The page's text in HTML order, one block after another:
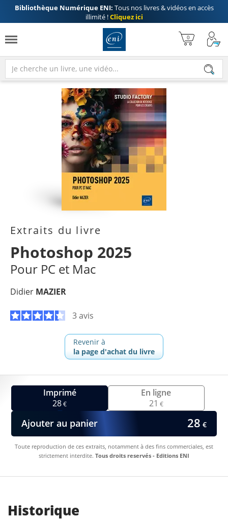
Bibliothèque Numérique ENI: Tous nos livres & vidéos en accès
illimité !Cliquez ici
Extraits du livre
Photoshop 2025
Pour PC et Mac
Didier MAZIER
3 avis
Revenir à
la page d'achat du livre
Imprimé
28€
En ligne
21 €
Ajouter au panier 28 €
Toute reproduction de ces extraits, notamment à des fins commerciales, est
strictement interdite. Tous droits reservés - Editions ENI
Historique